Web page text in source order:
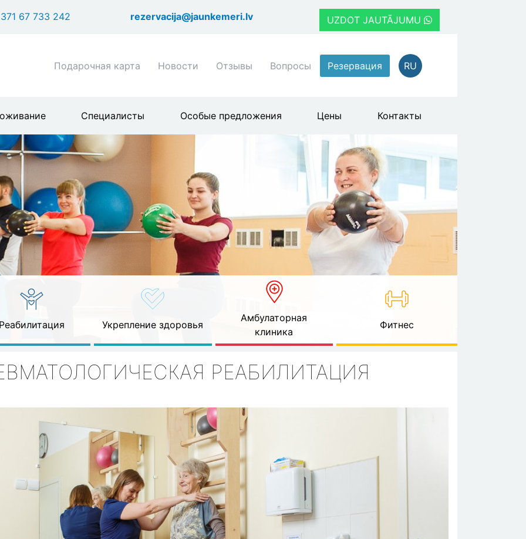
к
67 733 242 rezervacija@jaunkemeri.lv UZDOT JAUTĀJUMU
Shortcuts
menu
Подарочная карта Новости Отзывы Вопросы Резервация RU
Специалисты Особые предложения Цены Контакты
Реабилитация Укрепление здоровья
Амбулаторная
клиника
Фитнес
РЕАБИЛИТАЦИЯ